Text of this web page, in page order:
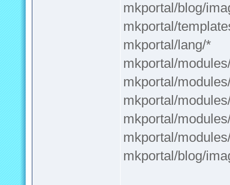
mkportal/blog/
mkportal/
mkportal/lang/*
mkportal/
mkportal/
mkportal/
mkportal/
mkportal/
mkportal/blog/